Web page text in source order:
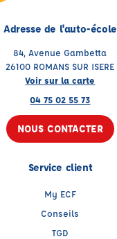
Adresse de l'auto-école
84, Avenue Gambetta
26100 ROMANS SUR ISERE
Voir sur la carte
04 75 02 55 73
NOUS CONTACTER
Service client
My ECF
Conseils
TGD